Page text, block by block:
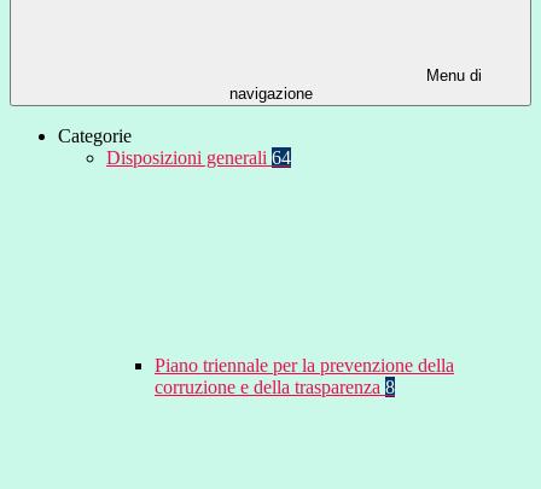
Menu di
navigazione
Categorie
Disposizioni generali 64
Piano triennale per la prevenzione della
corruzione e della trasparenza 8